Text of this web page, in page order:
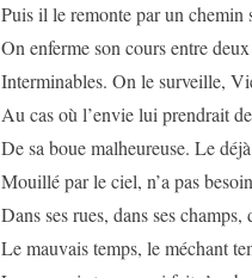
Puis il le remonte par un chemin
On enferme son cours entre
Interminables. On le surveille,
Au cas où l’envie lui prendrait
De sa boue malheureuse. Le
Mouillé par le ciel, n’a pas
Dans ses rues, dans ses
Le mauvais temps, le méchant